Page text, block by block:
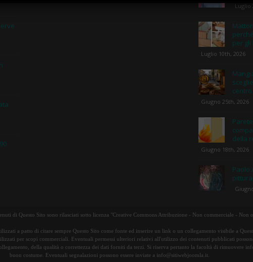
Luglio
per
Luglio 10th, 2026
Giugno 25th, 2026
della
Giugno 18th, 2026
Paolo
di Questo Sito sono rilasciati sotto licenza "Creative Commons Attribuzione - Non commerciale - Non
a patto di citare sempre Questo Sito come fonte ed inserire un link o un collegamento visibile a
per scopi commerciali. Eventuali permessi ulteriori relativi all'utilizzo dei contenuti pubblicati
della qualità o correttezza dei dati forniti da terzi. Si riserva pertanto la facoltà di rimuovere
buon costume. Eventuali segnalazioni possono essere inviate a info@sitiwebjoomla.it.